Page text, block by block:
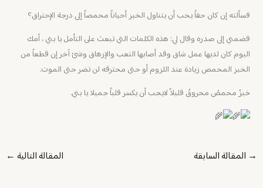
فسألته إن كان حقاً يحب أن يتناول الخبز أحياناً محمصاً إلى درجة الإحتراق؟
فضمني إلى صدره وقال لي: هذه الكلمات التي تبعث على التأمل يا بني ، أمك
اليوم كان لديها عمل شاق وقد أصابها التعب والإرهاق وشئ آخر إن قطعاً من
الخبز المحمص زيادة عند اللزوم أو حتى محترقه لن تضر حتى الموت.
خبزُ محمصُ محروقُ قليلاً لايجب أن يكسر قلباً جميلا يا بني.
→ المقالة السابقة المقالة التالية ←